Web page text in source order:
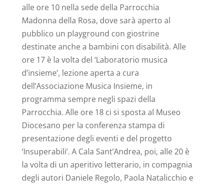
alle ore 10 nella sede della Parrocchia
Madonna della Rosa, dove sarà aperto al
pubblico un playground con giostrine
destinate anche a bambini con disabilità. Alle
ore 17 è la volta del ‘Laboratorio musica
d’insieme’, lezione aperta a cura
dell’Associazione Musica Insieme, in
programma sempre negli spazi della
Parrocchia. Alle ore 18 ci si sposta al Museo
Diocesano per la conferenza stampa di
presentazione degli eventi e del progetto
‘Insuperabili’. A Cala Sant’Andrea, poi, alle 20 è
la volta di un aperitivo letterario, in compagnia
degli autori Daniele Regolo, Paola Natalicchio e